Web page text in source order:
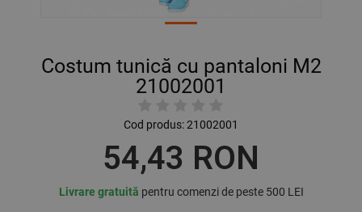
Costum tunică cu pantaloni M2
21002001
Cod produs:21002001
54,43 RON
Livrare gratuită pentru comenzi de peste 500 LEI